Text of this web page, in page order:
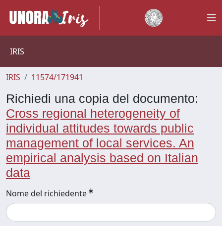
IRIS
IRIS 11574/171941
Richiedi una copia del documento:
Cross regional heterogeneity of
individual attitudes towards public
management of local services. An
empirical analysis based on Italian
data
Nome del richiedente